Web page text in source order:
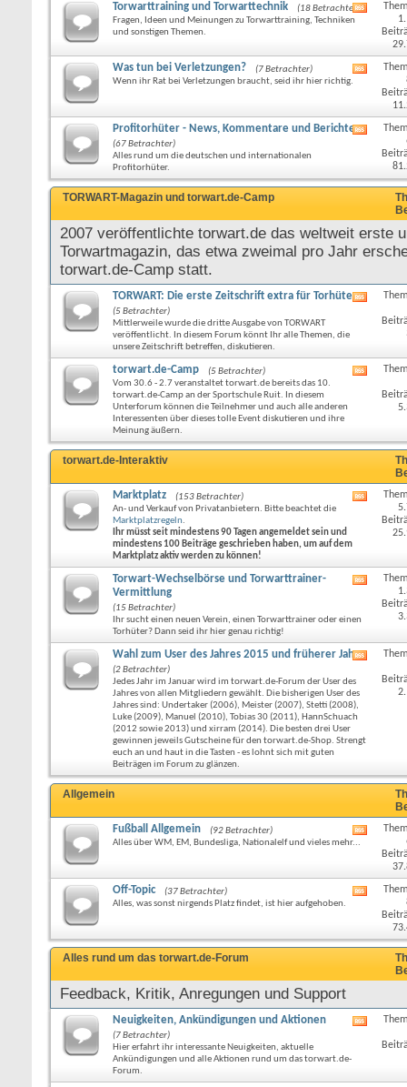
Torwarttraining und Torwarttechnik
(18 Betrachter)
Fragen, Ideen und Meinungen zu Torwarttraining, Techniken
und sonstigen Themen.
RSS-
dieses
Forums
Was tun bei Verletzungen?
(7 Betrachter)
Wenn ihr Rat bei Verletzungen braucht, seid ihr hier richtig.
RSS-
dieses
Forums
Profitorhüter - News, Kommentare und Berichte
(67 Betrachter)
Alles rund um die deutschen und internationalen
Profitorhüter.
RSS-
dieses
Forums
TORWART-Magazin und torwart.de-Camp
2007 veröffentlichte torwart.de das weltweit erste
Torwartmagazin, das etwa zweimal pro Jahr
torwart.de-Camp statt.
TORWART: Die erste Zeitschrift extra für Torhüter
(5 Betrachter)
Mittlerweile wurde die dritte Ausgabe von TORWART
veröffentlicht. In diesem Forum könnt Ihr alle Themen, die
unsere Zeitschrift betreffen, diskutieren.
RSS-
dieses
torwart.de-Camp
(5 Betrachter)
Vom 30.6 - 2.7 veranstaltet torwart.de bereits das 10.
torwart.de-Camp an der Sportschule Ruit. In diesem
Unterforum können die Teilnehmer und auch alle anderen
Interessenten über dieses tolle Event diskutieren und ihre
Meinung äußern.
RSS-
dieses
Forums
torwart.de-Interaktiv
Marktplatz
(153 Betrachter)
An- und Verkauf von Privatanbietern. Bitte beachtet die
Marktplatzregeln.
Ihr müsst seit mindestens 90 Tagen angemeldet sein und
mindestens 100 Beiträge geschrieben haben, um auf dem
Marktplatz aktiv werden zu können!
RSS-
dieses
Forums
Torwart-Wechselbörse und Torwarttrainer-
Vermittlung
(15 Betrachter)
Ihr sucht einen neuen Verein, einen Torwarttrainer oder einen
Torhüter? Dann seid ihr hier genau richtig!
RSS-
dieses
Forums
Wahl zum User des Jahres 2015 und früherer Jahre
(2 Betrachter)
Jedes Jahr im Januar wird im torwart.de-Forum der User des
Jahres von allen Mitgliedern gewählt. Die bisherigen User des
Jahres sind: Undertaker (2006), Meister (2007), Stetti (2008),
Luke (2009), Manuel (2010), Tobias 30 (2011), HannSchuach
(2012 sowie 2013) und xirram (2014). Die besten drei User
gewinnen jeweils Gutscheine für den torwart.de-Shop. Strengt
euch an und haut in die Tasten - es lohnt sich mit guten
Beiträgen im Forum zu glänzen.
RSS-
dieses
Forums
Allgemein
Fußball Allgemein
(92 Betrachter)
Alles über WM, EM, Bundesliga, Nationalelf und vieles mehr...
RSS-
dieses
Forums
Off-Topic
(37 Betrachter)
Alles, was sonst nirgends Platz findet, ist hier aufgehoben.
RSS-
dieses
Forums
Alles rund um das torwart.de-Forum
Feedback, Kritik, Anregungen und Support
Neuigkeiten, Ankündigungen und Aktionen
(7 Betrachter)
Hier erfahrt ihr interessante Neuigkeiten, aktuelle
Ankündigungen und alle Aktionen rund um das torwart.de-
Forum.
RSS-
dieses